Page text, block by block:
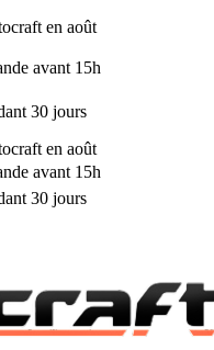
en août
avant 15h
30 jours
en août
avant 15h
30 jours